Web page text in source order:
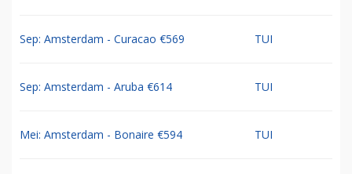
Sep: Amsterdam - Curacao €569 TUI
Sep: Amsterdam - Aruba €614 TUI
Mei: Amsterdam - Bonaire €594 TUI